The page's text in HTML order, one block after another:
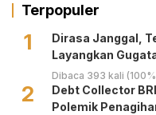
Terpopuler
1
Dirasa Janggal,
Layangkan
Dibaca 393 kali
2
Debt Collector
Polemik